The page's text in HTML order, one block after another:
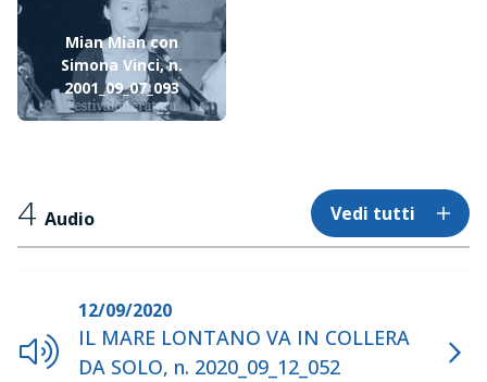
Mian Mian con
Simona Vinci, n.
2001_09_07_093
4 Audio Vedi tutti
12/09/2020
IL MARE LONTANO VA IN COLLERA
DA SOLO, n. 2020_09_12_052